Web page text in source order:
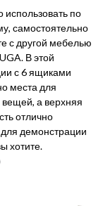
использовать по
самостоятельно
с другой мебелью
В этой
с 6 ящиками
места для
а верхняя
отлично
демонстрации
хотите.